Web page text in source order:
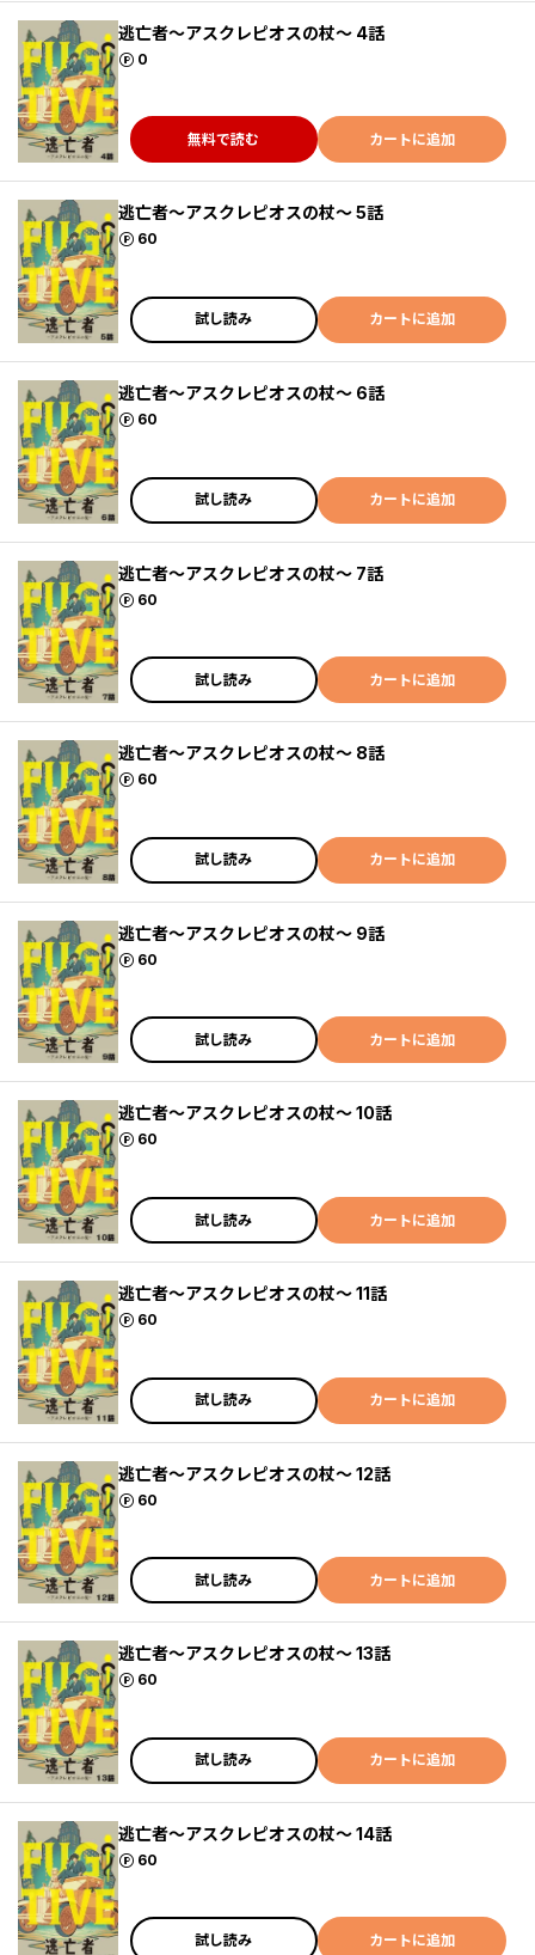
逃亡者～アスクレピオスの杖～ 4話
0
ポイント
無料で読む カートに追加
逃亡者～アスクレピオスの杖～ 5話
60
ポイント
試し読み カートに追加
逃亡者～アスクレピオスの杖～ 6話
60
ポイント
試し読み カートに追加
逃亡者～アスクレピオスの杖～ 7話
60
ポイント
試し読み カートに追加
逃亡者～アスクレピオスの杖～ 8話
60
ポイント
試し読み カートに追加
逃亡者～アスクレピオスの杖～ 9話
60
ポイント
試し読み カートに追加
逃亡者～アスクレピオスの杖～ 10話
60
ポイント
試し読み カートに追加
逃亡者～アスクレピオスの杖～ 11話
60
ポイント
試し読み カートに追加
逃亡者～アスクレピオスの杖～ 12話
60
ポイント
試し読み カートに追加
逃亡者～アスクレピオスの杖～ 13話
60
ポイント
試し読み カートに追加
逃亡者～アスクレピオスの杖～ 14話
60
ポイント
試し読み カートに追加